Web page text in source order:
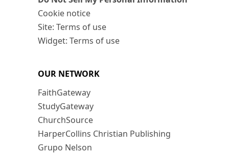
Cookie notice
Site: Terms of use
Widget: Terms of use
OUR NETWORK
FaithGateway
StudyGateway
ChurchSource
HarperCollins Christian Publishing
Grupo Nelson